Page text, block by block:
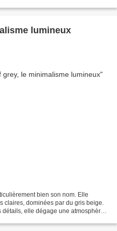
lumineux
bien son nom. Elle
claires, dominées par du gris beige.
elle dégage une atmosphère